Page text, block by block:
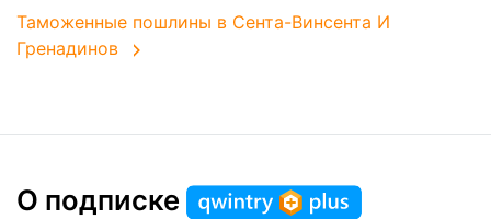
Таможенные пошлины в Сента-Винсента И
Гренадинов
О подписке